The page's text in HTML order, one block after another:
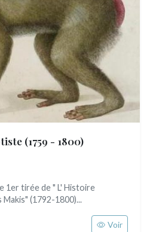
(1759 - 1800)
1er tirée de " L' Histoire
(1792-1800)...
Voir